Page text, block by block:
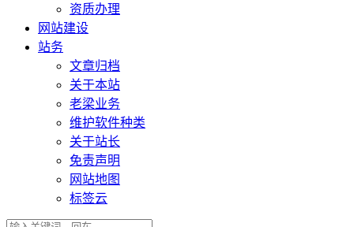
资质办理
网站建设
站务
文章归档
关于本站
老梁业务
维护软件种类
关于站长
免责声明
网站地图
标签云